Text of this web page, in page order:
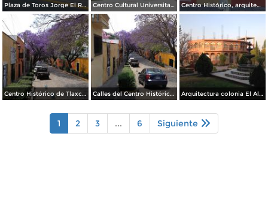
Plaza de Toros Jorge El Ranchero Aguilar. Mayo/2017 Centro Cultural Universitario. Junio/2017 Centro Histórico, arquitectura. Mayo/2017
Centro Histórico de Tlaxcala. Abril/2017 Calles del Centro Histórico de Tlaxcala en Primavera. Abril/2017 Arquitectura colonia El Alto. Zona Metropolitana de Tlaxcala. Marzo/2017
1 2 3 ... 6 Siguiente